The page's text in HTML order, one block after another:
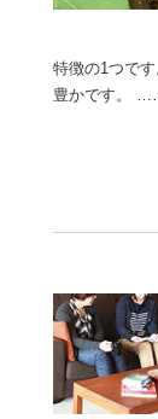
特徴の1つで
豊かです。